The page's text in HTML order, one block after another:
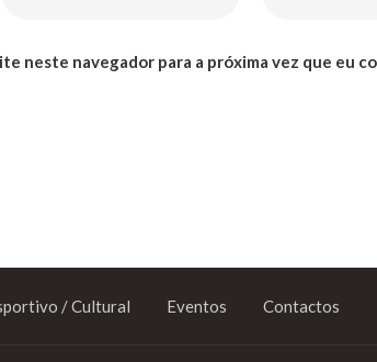
neste navegador para a próxima vez que eu
/ Cultural Eventos Contactos